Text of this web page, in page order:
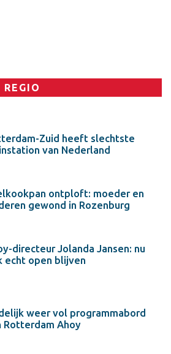
Zuid heeft slechtste
van Nederland
ontploft: moeder en
gewond in Rozenburg
directeur Jolanda Jansen: nu
echt open blijven
weer vol programmabord
Rotterdam Ahoy